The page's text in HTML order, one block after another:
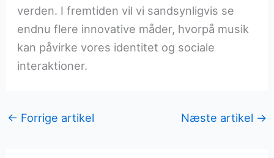
verden. I fremtiden vil vi sandsynligvis se
endnu flere innovative måder, hvorpå musik
kan påvirke vores identitet og sociale
interaktioner.
← Forrige artikel Næste artikel →